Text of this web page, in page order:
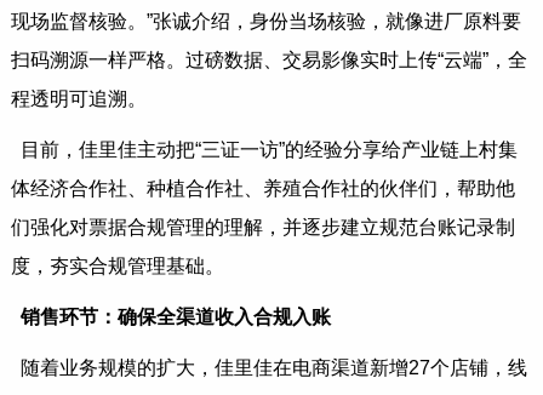
现场监督核验。”张诚介绍，身份当场核验，就像进厂原料要
扫码溯源一样严格。过磅数据、交易影像实时上传“云端”，全
程透明可追溯。
目前，佳里佳主动把“三证一访”的经验分享给产业链上村集
体经济合作社、种植合作社、养殖合作社的伙伴们，帮助他
们强化对票据合规管理的理解，并逐步建立规范台账记录制
度，夯实合规管理基础。
销售环节：确保全渠道收入合规入账
随着业务规模的扩大，佳里佳在电商渠道新增27个店铺，线